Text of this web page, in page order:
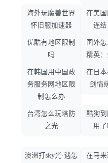
海外玩魔兽世界
怀旧服加速器
在美
连结
优酷有地区限制
吗
国外
精英
在韩国用中国政
务服务网地区限
制怎么办
在日
剑情
台湾怎么玩塔防
之光
酷狗
用
澳洲打sky光·遇怎 在马